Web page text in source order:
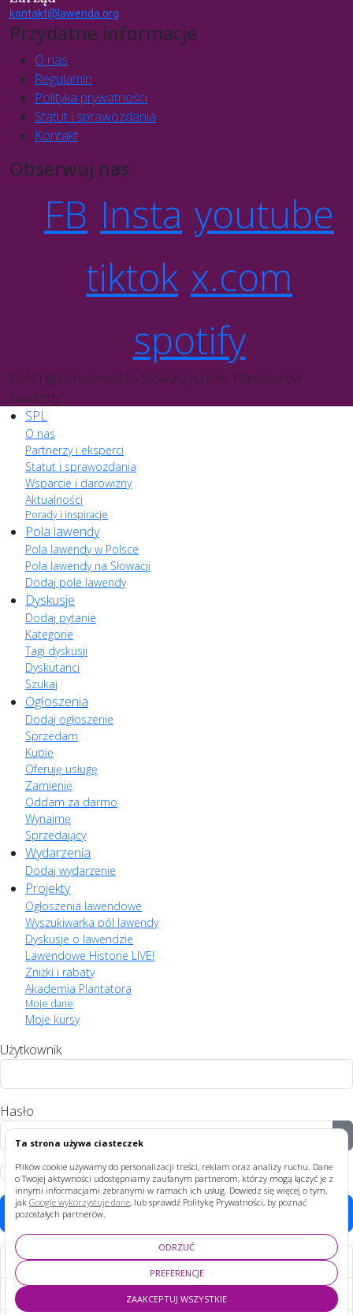
Ta strona używa ciasteczek
Plików cookie używamy do personalizacji treści, reklam oraz analizy ruchu. Dane
o Twojej aktywności udostępniamy zaufanym partnerom, którzy mogą łączyć je z
innymi informacjami zebranymi w ramach ich usług. Dowiedz się więcej o tym,
jak Google wykorzystuje dane, lub sprawdź Politykę Prywatności, by poznać
pozostałych partnerów.
ODRZUĆ
PREFERENCJE
ZAAKCEPTUJ WSZYSTKIE
kontakt@lawenda.org
Przydatne informacje
O nas
Regulamin
Polityka prywatności
Statut i sprawozdania
Kontakt
Obserwuj nas
FB Insta youtube
tiktok x.com
spotify
© All rights reserved to Stowarzyszenie Plantatorów
Lawendy
SPL
O nas
Partnerzy i eksperci
Statut i sprawozdania
Wsparcie i darowizny
Aktualności
Porady i inspiracje
Pola lawendy
Pola lawendy w Polsce
Pola lawendy na Słowacji
Dodaj pole lawendy
Dyskusje
Dodaj pytanie
Kategorie
Tagi dyskusji
Dyskutanci
Szukaj
Ogłoszenia
Dodaj ogłoszenie
Sprzedam
Kupię
Oferuję usługę
Zamienię
Oddam za darmo
Wynajmę
Sprzedający
Wydarzenia
Dodaj wydarzenie
Projekty
Ogłoszenia lawendowe
Wyszukiwarka pól lawendy
Dyskusje o lawendzie
Lawendowe Historie LIVE!
Zniżki i rabaty
Akademia Plantatora
Moje dane
Moje kursy
Użytkownik
Hasło
Zapamiętaj
Zaloguj
Nie pamiętasz hasła?
Nie pamiętasz nazwy?